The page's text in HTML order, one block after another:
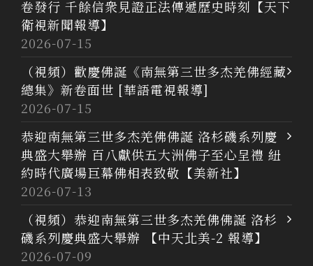
卷發行 千餘信衆見證正法傳遞歷史時刻【天下
衛視新聞報導】
2026-07-15
（視頻）歡慶佛誕《南無第三世多杰羌佛經藏
總集》新卷面世 [華語電視報導]
2026-07-15
恭迎南無第三世多杰羌佛佛誕 洛杉磯系列慶
典盛大舉辦 百八獻供五大洲佛子至心呈禮 紐
約時代廣場巨幕佛相表致敬【美新社】
2026-07-13
（視頻）恭迎南無第三世多杰羌佛佛誕 洛杉
磯系列慶典盛大舉辦 【中天北美-2 報導】
2026-07-09